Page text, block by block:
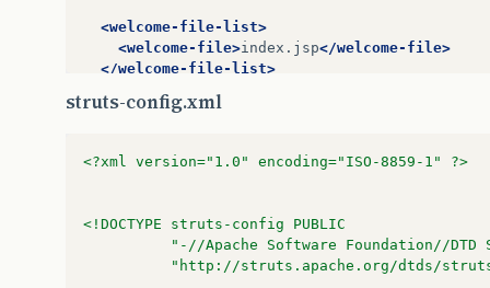
<welcome-file-list>
<welcome-file>index.jsp</welcome-file>
</welcome-file-list>
</web-app>
struts-config.xml
<?xml version="1.0" encoding="ISO-8859-1" ?>
<!DOCTYPE struts-config PUBLIC
"-//Apache Software Foundation//DTD
"http://struts.apache.org/dtds/